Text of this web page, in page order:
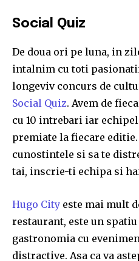
32,111
Cititori
Social Quiz
De doua ori pe luna, in
intalnim cu toti
longeviv concurs de
Social Quiz. Avem de
cu 10 intrebari iar
premiate la fiecare
cunostintele si sa te
tai, inscrie-ti echipa si
Hugo City este mai mult
restaurant, este un
gastronomia cu
distractive. Asa ca va